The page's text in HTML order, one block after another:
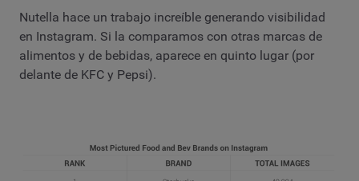
Nutella hace un trabajo increíble generando visibilidad
en Instagram. Si la comparamos con otras marcas de
alimentos y de bebidas, aparece en quinto lugar (por
delante de KFC y Pepsi).